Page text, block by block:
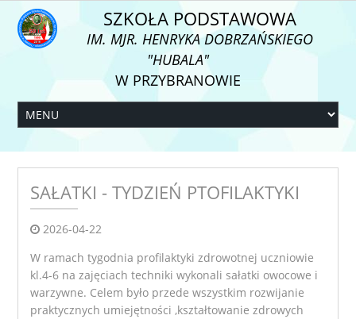
SZKOŁA PODSTAWOWA
IM. MJR. HENRYKA DOBRZAŃSKIEGO
"HUBALA"
W PRZYBRANOWIE
SAŁATKI - TYDZIEŃ PTOFILAKTYKI
2026-04-22
W ramach tygodnia profilaktyki zdrowotnej uczniowie
kl.4-6 na zajęciach techniki wykonali sałatki owocowe i
warzywne. Celem było przede wszystkim rozwijanie
praktycznych umiejętności ,kształtowanie zdrowych